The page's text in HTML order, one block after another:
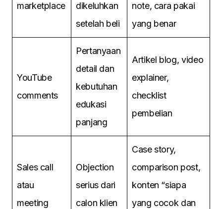
marketplace
dikeluhkan
setelah beli
note, cara pakai
yang benar
YouTube
comments
Pertanyaan
detail dan
kebutuhan
edukasi
panjang
Artikel blog, video
explainer,
checklist
pembelian
Sales call
atau
meeting
Objection
serius dari
calon klien
Case story,
comparison post,
konten “siapa
yang cocok dan